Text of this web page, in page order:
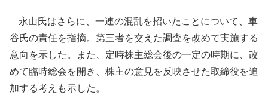
永山氏はさらに、一連の混乱を招いたことについて、車
谷氏の責任を指摘。第三者を交えた調査を改めて実施する
意向を示した。また、定時株主総会後の一定の時期に、改
めて臨時総会を開き、株主の意見を反映させた取締役を追
加する考えも示した。